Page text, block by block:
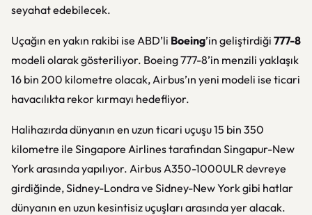
seyahat edebilecek.
Uçağın en yakın rakibi ise ABD’li Boeing’in geliştirdiği 777-8
modeli olarak gösteriliyor. Boeing 777-8’in menzili yaklaşık
16 bin 200 kilometre olacak, Airbus’ın yeni modeli ise ticari
havacılıkta rekor kırmayı hedefliyor.
Halihazırda dünyanın en uzun ticari uçuşu 15 bin 350
kilometre ile Singapore Airlines tarafından Singapur-New
York arasında yapılıyor. Airbus A350-1000ULR devreye
girdiğinde, Sidney-Londra ve Sidney-New York gibi hatlar
dünyanın en uzun kesintisiz uçuşları arasında yer alacak.